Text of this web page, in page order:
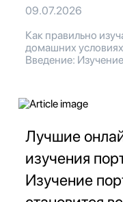
09.07.2026
Как правильно
домашних
Введение:
Лучшие
изучения
Изучение